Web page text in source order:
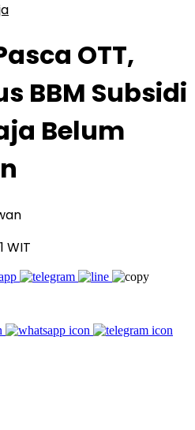
OTT,
BBM Subsidi
Belum
WIT